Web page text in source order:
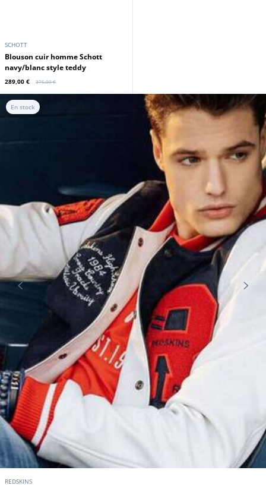
SCHOTT
Blouson cuir homme Schott
navy/blanc style teddy
289,00 € 375,00 €
REDSKINS
En stock